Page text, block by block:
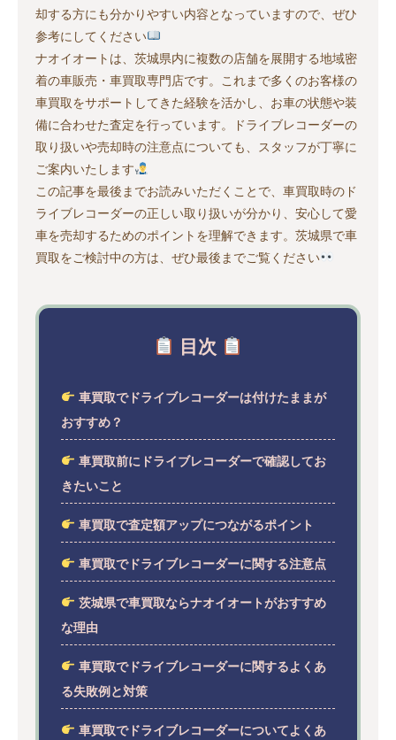
却する方にも分かりやすい内容となっていますので、ぜひ
参考にしてください
ナオイオートは、茨城県内に複数の店舗を展開する地域密
着の車販売・車買取専門店です。これまで多くのお客様の
車買取をサポートしてきた経験を活かし、お車の状態や装
備に合わせた査定を行っています。ドライブレコーダーの
取り扱いや売却時の注意点についても、スタッフが丁寧に
ご案内いたします
この記事を最後までお読みいただくことで、車買取時のド
ライブレコーダーの正しい取り扱いが分かり、安心して愛
車を売却するためのポイントを理解できます。茨城県で車
買取をご検討中の方は、ぜひ最後までご覧ください
目次
車買取でドライブレコーダーは付けたままが
おすすめ？
車買取前にドライブレコーダーで確認してお
きたいこと
車買取で査定額アップにつながるポイント
車買取でドライブレコーダーに関する注意点
茨城県で車買取ならナオイオートがおすすめ
な理由
車買取でドライブレコーダーに関するよくあ
る失敗例と対策
車買取でドライブレコーダーについてよくあ